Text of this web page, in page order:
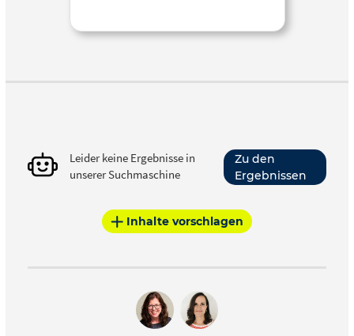
Leider keine Ergebnisse in
unserer Suchmaschine
Zu den
Ergebnissen
Inhalte vorschlagen